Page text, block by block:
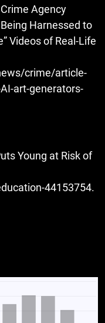
Agency
Harnessed to
Videos of Real-Life
crime/article-
art-generators-
Young at Risk of
44153754.